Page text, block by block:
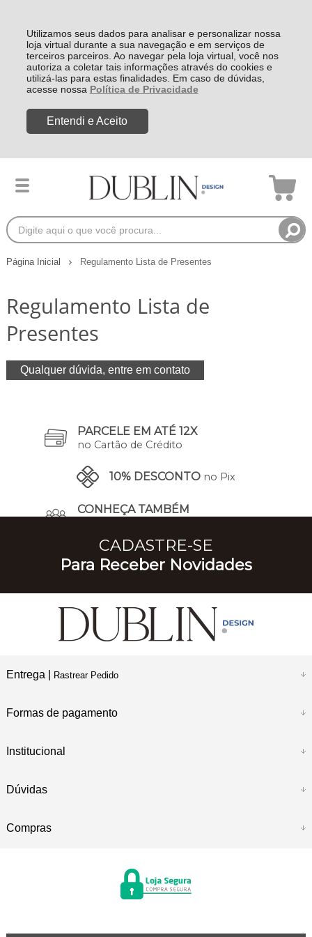
Utilizamos seus dados para analisar e personalizar nossa
loja virtual durante a sua navegação e em serviços de
terceiros parceiros. Ao navegar pela loja virtual, você nos
autoriza a coletar tais informações através do cookies e
utilizá-las para estas finalidades. Em caso de dúvidas,
acesse nossa Política de Privacidade
Entendi e Aceito
Página Inicial Regulamento Lista de Presentes
Regulamento Lista de
Presentes
Qualquer dúvida, entre em contato
PARCELE EM ATÉ 12X
no Cartão de Crédito
10% DESCONTO no Pix
CONHEÇA TAMBÉM
CADASTRE-SE
Para Receber Novidades
Entrega | Rastrear Pedido
Formas de pagamento
Institucional
Dúvidas
Compras